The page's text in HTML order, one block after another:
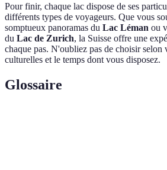
Pour finir, chaque lac dispose de ses
différents types de voyageurs. Que vous
somptueux panoramas du Lac Léman ou
du Lac de Zurich, la Suisse offre une
chaque pas. N'oubliez pas de choisir selon
culturelles et le temps dont vous disposez.
Glossaire